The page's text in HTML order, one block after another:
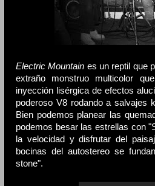
Electric Mountain es un reptil que
extraño monstruo multicolor
inyección lisérgica de efectos
poderoso V8 rodando a salvajes
Bien podemos planear las
podemos besar las estrellas con
la velocidad y disfrutar del
bocinas del autostereo se
stone".